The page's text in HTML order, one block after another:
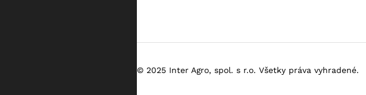
© 2025 Inter Agro, spol. s r.o. Všetky práva vyhradené.